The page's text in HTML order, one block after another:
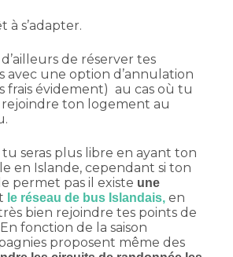
s’adapter.
de réserver tes
avec une option d’annulation
frais évidement) au cas où tu
rejoindre ton logement au
tu seras plus libre en ayant ton
en Islande, cependant si ton
permet pas il existe une
le réseau de bus Islandais, en
bien rejoindre tes points de
fonction de la saison
proposent même des